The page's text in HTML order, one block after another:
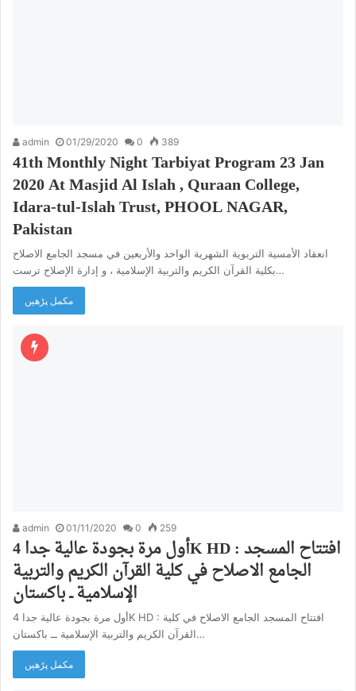
admin 01/29/2020 0 389
41th Monthly Night Tarbiyat Program 23 Jan
2020 At Masjid Al Islah , Quraan College,
Idara-tul-Islah Trust, PHOOL NAGAR,
Pakistan
انعقاد الأمسية التربوية الشهرية الواحد والأربعين في مسجد الجامع الاصلاح
بكلية القرآن الكريم والتربية الإسلامية ، و إدارة الإصلاح ترست…
مکمل پڑھیں
admin 01/11/2020 0 259
أول مرة بجودة عالية جدا 4K HD : افتتاح المسجد
الجامع الاصلاح في كلية القرآن الكريم والتربية
الإسلامية ــ باكستان
أول مرة بجودة عالية جدا 4K HD : افتتاح المسجد الجامع الاصلاح في كلية
القرآن الكريم والتربية الإسلامية ــ باكستان…
مکمل پڑھیں